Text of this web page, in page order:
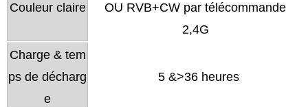
Couleur claire
OU RVB+CW par télécommande
2,4G
Charge & tem
ps de décharg
e
5 &>36 heures